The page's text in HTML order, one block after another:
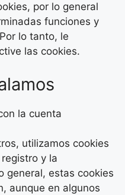
por lo general
funciones y
lo tanto, le
las cookies.
la cuenta
utilizamos cookies
y la
general, estas cookies
aunque en algunos